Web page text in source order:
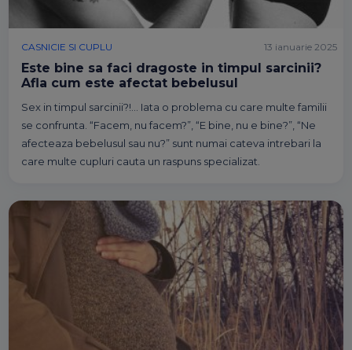
CASNICIE SI CUPLU
Este bine sa faci dragoste in timpul sarcinii?
Afla cum este afectat bebelusul
Sex in timpul sarcinii?!… Iata o problema cu care multe familii
se confrunta. “Facem, nu facem?”, “E bine, nu e bine?”, “Ne
afecteaza bebelusul sau nu?” sunt numai cateva intrebari la
care multe cupluri cauta un raspuns specializat.
13 ianuarie 2025